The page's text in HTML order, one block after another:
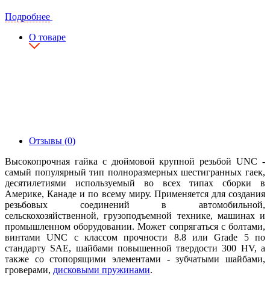
Подробнее
О товаре
Отзывы (0)
Высокопрочная гайка с дюймовой крупной резьбой UNC -
самый популярный тип полноразмерных шестигранных гаек,
десятилетиями используемый во всех типах сборки в
Америке, Канаде и по всему миру. Применяется для создания
резьбовых соединений в автомобильной,
сельскохозяйственной, грузоподъемной технике, машинах и
промышленном оборудовании. Может сопрягаться с болтами,
винтами UNC с классом прочности 8.8 или Grade 5 по
стандарту SAE, шайбами повышенной твердости 300 HV, а
также со стопорящими элементами - зубчатыми шайбами,
гроверами, дисковыми пружинами.